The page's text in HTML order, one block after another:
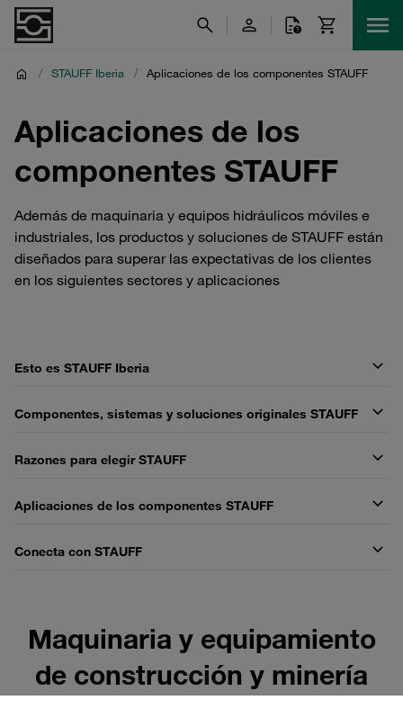
/ STAUFF Iberia / Aplicaciones de los componentes STAUFF
Aplicaciones de los
componentes STAUFF
Además de maquinaria y equipos hidráulicos móviles e
industriales, los productos y soluciones de STAUFF están
diseñados para superar las expectativas de los clientes
en los siguientes sectores y aplicaciones
Esto es STAUFF Iberia
Componentes, sistemas y soluciones originales STAUFF
Razones para elegir STAUFF
Aplicaciones de los componentes STAUFF
Conecta con STAUFF
Maquinaria y equipamiento
de construcción y minería